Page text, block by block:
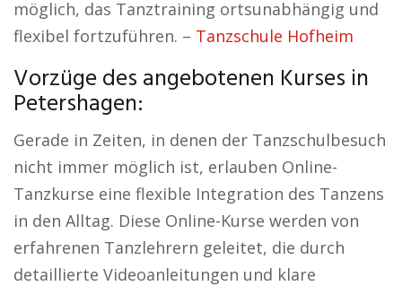
möglich, das Tanztraining ortsunabhängig und
flexibel fortzuführen. – Tanzschule Hofheim
Vorzüge des angebotenen Kurses in
Petershagen:
Gerade in Zeiten, in denen der Tanzschulbesuch
nicht immer möglich ist, erlauben Online-
Tanzkurse eine flexible Integration des Tanzens
in den Alltag. Diese Online-Kurse werden von
erfahrenen Tanzlehrern geleitet, die durch
detaillierte Videoanleitungen und klare